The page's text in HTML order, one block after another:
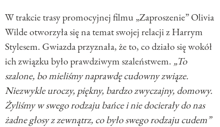
W trakcie trasy promocyjnej filmu „Zaproszenie” Olivia
Wilde otworzyła się na temat swojej relacji z Harrym
Stylesem. Gwiazda przyznała, że to, co działo się wokół
ich związku było prawdziwym szaleństwem. „To
szalone, bo mieliśmy naprawdę cudowny związe.
Niezwykle uroczy, piękny, bardzo zwyczajny, domowy.
Żyliśmy w swego rodzaju bańce i nie docierały do nas
żadne głosy z zewnątrz, co było swego rodzaju cudem”